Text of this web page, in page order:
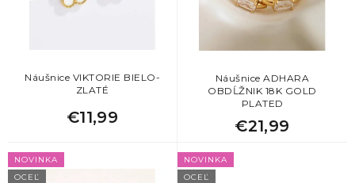
vážka
Náušnice VIKTORIE BIELO-
ZLATÉ
€11,99
Náušnice ADHARA
OBDĹŽNIK 18K GOLD
PLATED
€21,99
NOVINKA
OCEĽ
NOVINKA
OCEĽ